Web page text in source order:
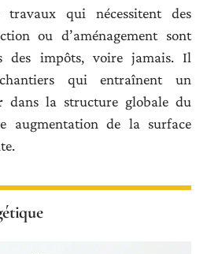
travaux qui nécessitent des
ou d’aménagement sont
des impôts, voire jamais. Il
qui entraînent un
dans la structure globale du
augmentation de la surface